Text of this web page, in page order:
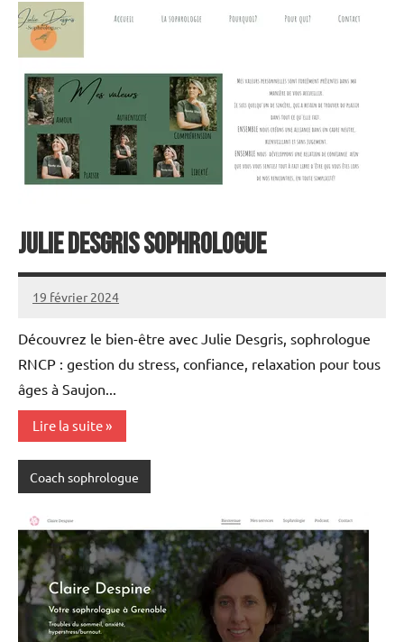
Julie Desgris Sophrologue
19 février 2024
annuairecoaching
Découvrez le bien-être avec Julie Desgris, sophrologue
RNCP : gestion du stress, confiance, relaxation pour tous
âges à Saujon...
Lire la suite
Coach sophrologue